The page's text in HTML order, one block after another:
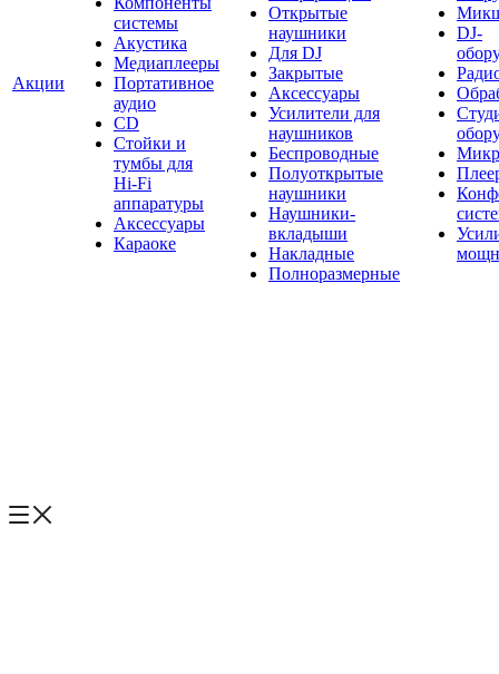
Акции
системы
Акустика
Медиаплееры
Портативное
аудио
CD
Стойки и
тумбы для
Hi-Fi
аппаратуры
Аксессуары
Караоке
Открытые
наушники
Для DJ
Закрытые
Аксессуары
Усилители для
наушников
Беспроводные
Полуоткрытые
наушники
Наушники-
вкладыши
Накладные
Полноразмерные
DJ-